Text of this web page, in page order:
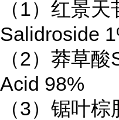
（1）红景天
Salidroside
（2）莽草
Acid 98%
（3）锯叶